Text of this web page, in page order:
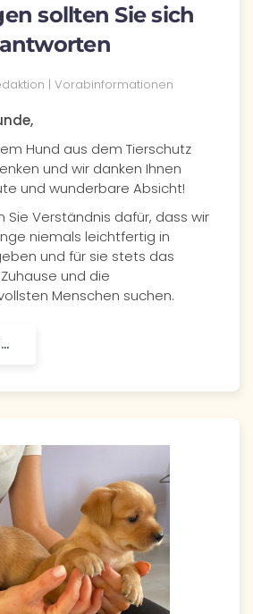
sollten Sie sich
| Vorabinformationen
Hund aus dem Tierschutz
und wir danken Ihnen
und wunderbare Absicht!
Verständnis dafür, dass wir
niemals leichtfertig in
und für sie stets das
und die
Menschen suchen.